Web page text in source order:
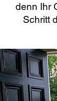
denn Ihr
Schritt